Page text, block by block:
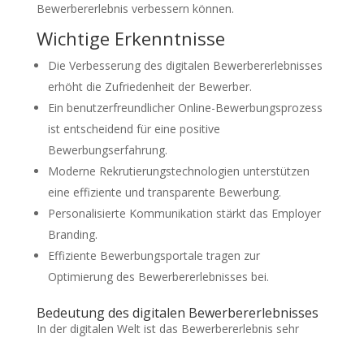
Bewerbererlebnis verbessern können.
Wichtige Erkenntnisse
Die Verbesserung des digitalen Bewerbererlebnisses
erhöht die Zufriedenheit der Bewerber.
Ein benutzerfreundlicher Online-Bewerbungsprozess
ist entscheidend für eine positive
Bewerbungserfahrung.
Moderne Rekrutierungstechnologien unterstützen
eine effiziente und transparente Bewerbung.
Personalisierte Kommunikation stärkt das Employer
Branding.
Effiziente Bewerbungsportale tragen zur
Optimierung des Bewerbererlebnisses bei.
Bedeutung des digitalen Bewerbererlebnisses
In der digitalen Welt ist das Bewerbererlebnis sehr